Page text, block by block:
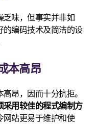
乏味，但事实并非如
的编码技术及简洁的设
本高昂
昂，因而十分抗拒。
采用较佳的程式编制方
网站更易于维护和使